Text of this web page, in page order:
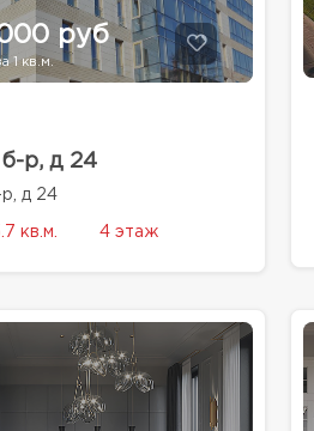
руб
1 кв.м.
р, д 24
д 24
кв.м. 4 этаж